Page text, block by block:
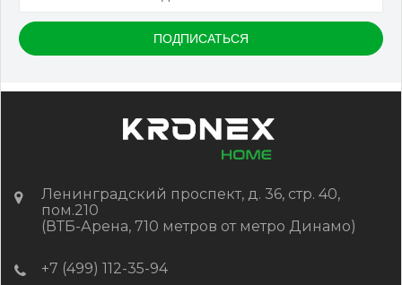
Ленинградский проспект, д. 36, стр. 40,
пом.210
(ВТБ-Арена, 710 метров от метро Динамо)
+7 (499) 112-35-94